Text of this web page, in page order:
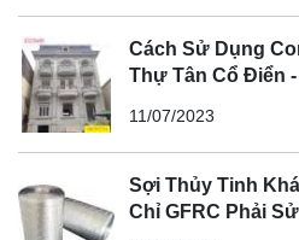
Cách Sử Dụng
Thự Tân Cổ Điển
11/07/2023
Sợi Thủy Tinh
Chỉ GFRC Phải